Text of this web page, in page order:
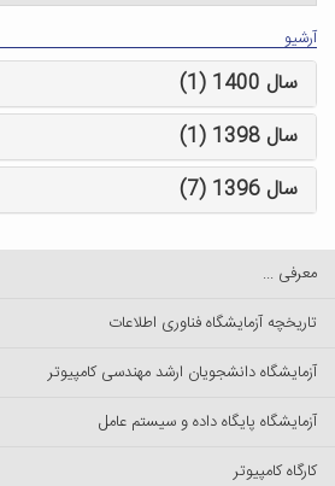
آرشیو
سال 1400 (1)
سال 1398 (1)
سال 1396 (7)
معرفی ...
تاریخچه آزمایشگاه فناوری اطلاعات
آزمایشگاه دانشجویان ارشد مهندسی کامپیوتر
آزمایشگاه پایگاه داده و سیستم عامل
کارگاه کامپیوتر